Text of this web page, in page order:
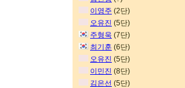
이영주 (2단)
오유진 (5단)
주형욱 (7단)
최기훈 (6단)
오유진 (5단)
이민진 (8단)
김은선 (5단)